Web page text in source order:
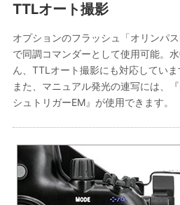
TTLオート撮影
オプションのフラッシュ「オリンパ
で同調コマンダーとして使用可能。
ん、TTLオート撮影にも対応していま
また、マニュアル発光の連写には、
シュトリガーEM』が使用できます。